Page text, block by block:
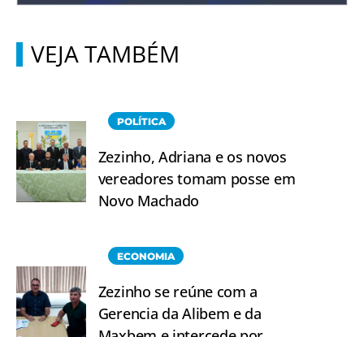
VEJA TAMBÉM
POLÍTICA
Zezinho, Adriana e os novos
vereadores tomam posse em
Novo Machado
ECONOMIA
Zezinho se reúne com a
Gerencia da Alibem e da